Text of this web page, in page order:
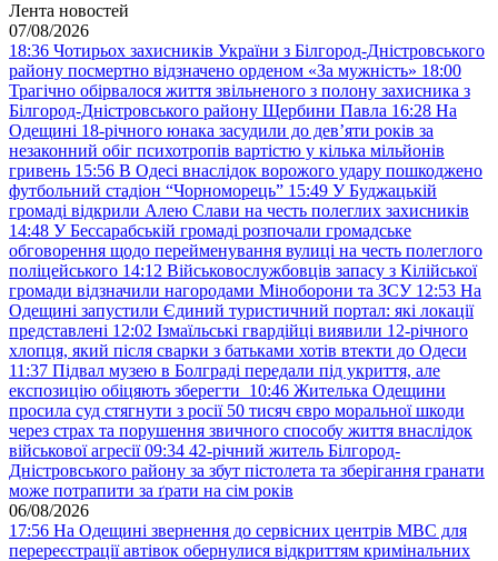
Лента новостей
07/08/2026
18:36 Чотирьох захисників України з Білгород-Дністровського
району посмертно відзначено орденом «За мужність» 18:00
Трагічно обірвалося життя звільненого з полону захисника з
Білгород-Дністровського району Щербини Павла 16:28 На
Одещині 18-річного юнака засудили до дев’яти років за
незаконний обіг психотропів вартістю у кілька мільйонів
гривень 15:56 В Одесі внаслідок ворожого удару пошкоджено
футбольний стадіон “Чорноморець” 15:49 У Буджацькій
громаді відкрили Алею Слави на честь полеглих захисників
14:48 У Бессарабській громаді розпочали громадське
обговорення щодо перейменування вулиці на честь полеглого
поліцейського 14:12 Військовослужбовців запасу з Кілійської
громади відзначили нагородами Міноборони та ЗСУ 12:53 На
Одещині запустили Єдиний туристичний портал: які локації
представлені 12:02 Ізмаїльські гвардійці виявили 12-річного
хлопця, який після сварки з батьками хотів втекти до Одеси
11:37 Підвал музею в Болграді передали під укриття, але
експозицію обіцяють зберегти 10:46 Жителька Одещини
просила суд стягнути з росії 50 тисяч євро моральної шкоди
через страх та порушення звичного способу життя внаслідок
військової агресії 09:34 42-річний житель Білгород-
Дністровського району за збут пістолета та зберігання гранати
може потрапити за ґрати на сім років
06/08/2026
17:56 На Одещині звернення до сервісних центрів МВС для
перереєстрації автівок обернулися відкриттям кримінальних